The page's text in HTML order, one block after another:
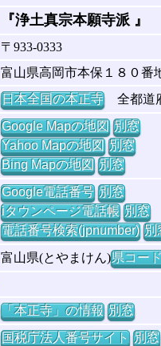
『浄土真宗本願寺派 』
〒933-0333
富山県高岡市本保１８０番
日本全国の本正寺全都道府
Google Mapの地図 別窓
Yahoo Mapの地図 別窓
Bing Mapの地図 別窓
Google電話番号 別窓
iタウンページ電話帳 別窓
電話番号検索(jpnumber) 別
富山県(とやまけん)県コー
「本正寺」の情報 別窓
国税庁法人番号サイト 別窓